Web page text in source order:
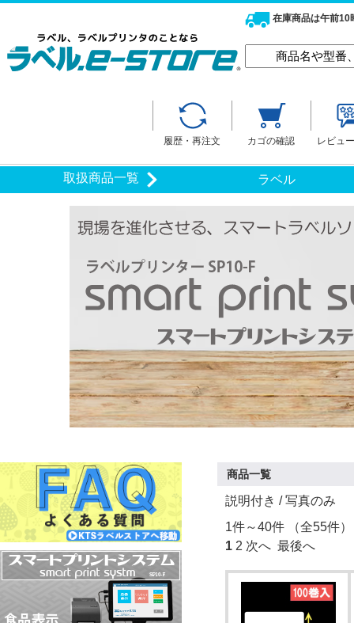
在庫商品は午前10
履歴・再注文 カゴの確認 レビュ
取扱商品一覧 ラベル
商品一覧
説明付き / 写真のみ
1件～40件 （全55件
1 2 次へ 最後へ